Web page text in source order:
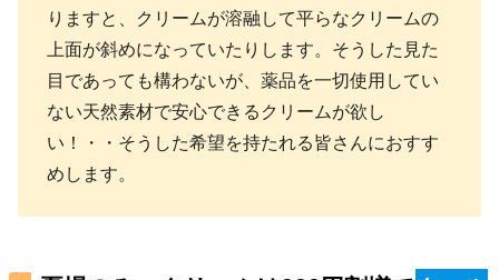
りますと、クリームが溶融して平らなクリームの
上面が斜めになっていたりします。そうした見た
目であっても構わないが、薬品を一切使用してい
ない天然素材で安心できるクリームが欲し
い！・・そうした希望を持たれる皆さんにおすす
めします。